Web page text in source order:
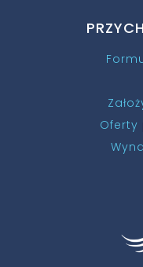
Oferty